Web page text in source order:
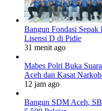
Bangun Fondasi
Lisensi D di Pidie
31 menit ago
Mabes Polri Buka
Aceh dan Kasat
12 jam ago
Bangun SDM Aceh,